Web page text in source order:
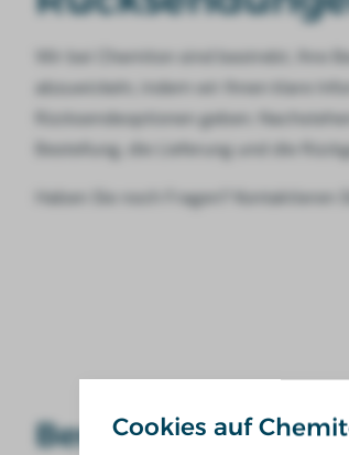
Wir bei Chemiton sind bestrebt, Ihre
abzuwickeln, indem wir Ihnen klare
Rücksendeoptionen geben.
Bestellung, die Lieferung und die
Haben Sie noch Fragen? Kontaktieren
Bestellung und
Cookies auf